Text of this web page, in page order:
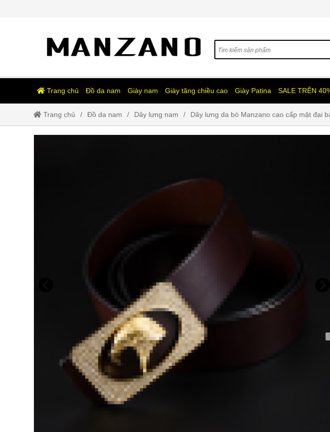
Trang chủ Đồ da nam Giày nam Giày tăng chiều cao Giày Patina SALE TRÊN
Trang chủ Đồ da nam Dây lưng nam Dây lưng da bò Manzano cao cấp mặt đại